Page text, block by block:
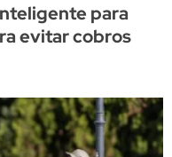
para
evitar cobros